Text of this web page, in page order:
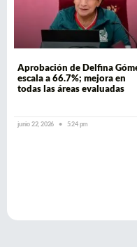
Aprobación de Delfina
escala a 66.7%; mejora en
todas las áreas evaluadas
junio 22, 2026 5:24 pm